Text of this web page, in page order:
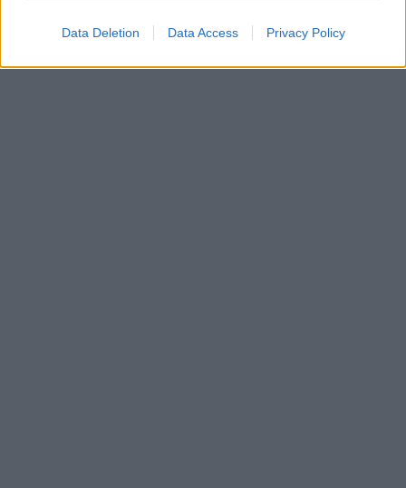
Data Deletion Data Access Privacy Policy